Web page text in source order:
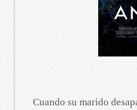
Cuando su marido